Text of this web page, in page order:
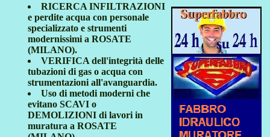
RICERCA INFILTRAZIONI
e perdite acqua con personale
specializzato e strumenti
modernissimi a ROSATE
(MILANO).
VERIFICA dell'integrità delle
tubazioni di gas o acqua con
strumentazioni all'avanguardia.
Uso di metodi moderni che
evitano SCAVI o
DEMOLIZIONI di lavori in
muratura a ROSATE